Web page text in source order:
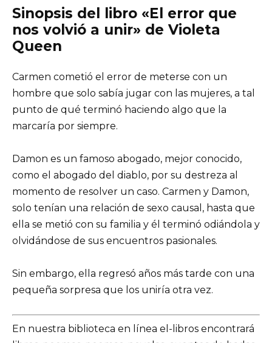
Sinopsis del libro «El error que
nos volvió a unir» de Violeta
Queen
Carmen cometió el error de meterse con un
hombre que solo sabía jugar con las mujeres, a tal
punto de qué terminó haciendo algo que la
marcaría por siempre.
Damon es un famoso abogado, mejor conocido,
como el abogado del diablo, por su destreza al
momento de resolver un caso. Carmen y Damon,
solo tenían una relación de sexo causal, hasta que
ella se metió con su familia y él terminó odiándola y
olvidándose de sus encuentros pasionales.
Sin embargo, ella regresó años más tarde con una
pequeña sorpresa que los uniría otra vez.
En nuestra biblioteca en línea el-libros encontrará